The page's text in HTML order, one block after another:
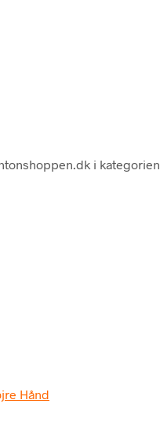
i kategorien